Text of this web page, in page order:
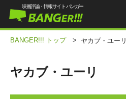
映画評論・情報サイト バンガー
BANGER!!! トップ > ヤカブ・ユーリ
ヤカブ・ユーリ